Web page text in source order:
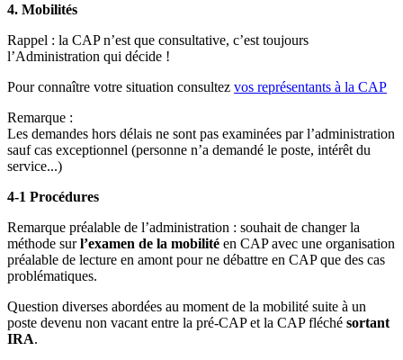
4. Mobilités
Rappel : la CAP n’est que consultative, c’est toujours
l’Administration qui décide !
Pour connaître votre situation consultez vos représentants à la CAP
Remarque :
Les demandes hors délais ne sont pas examinées par l’administration
sauf cas exceptionnel (personne n’a demandé le poste, intérêt du
service...)
4-1 Procédures
Remarque préalable de l’administration : souhait de changer la
méthode surl’examen de la mobilité en CAP avec une organisation
préalable de lecture en amont pour ne débattre en CAP que des cas
problématiques.
Question diverses abordées au moment de la mobilité suite à un
poste devenu non vacant entre la pré-CAP et la CAP fléché sortant
IRA.